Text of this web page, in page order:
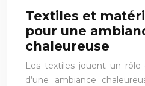
Textiles et
pour une
chaleureuse
Les textiles jouent un rôle
d’une ambiance